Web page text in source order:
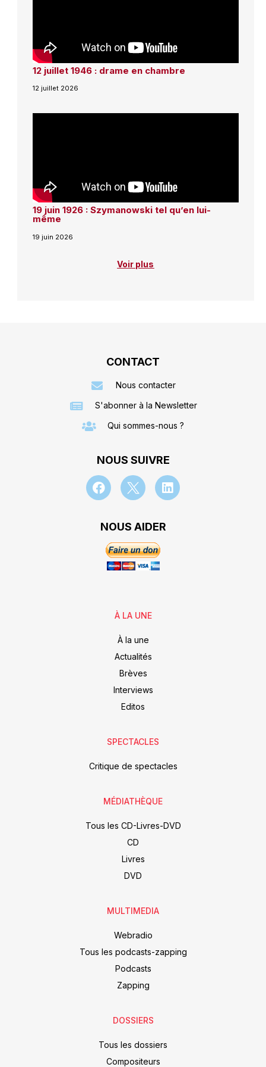
12 juillet 1946 : drame en chambre
12 juillet 2026
19 juin 1926 : Szymanowski tel qu’en lui-
même
19 juin 2026
Voir plus
CONTACT
Nous contacter
S'abonner à la Newsletter
Qui sommes-nous ?
NOUS SUIVRE
NOUS AIDER
À LA UNE
À la une
Actualités
Brèves
Interviews
Editos
SPECTACLES
Critique de spectacles
MÉDIATHÈQUE
Tous les CD-Livres-DVD
CD
Livres
DVD
MULTIMEDIA
Webradio
Tous les podcasts-zapping
Podcasts
Zapping
DOSSIERS
Tous les dossiers
Compositeurs